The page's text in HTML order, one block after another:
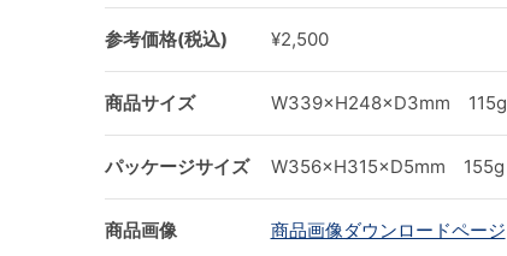
参考価格(税込) ¥2,500
商品サイズ W339×H248×D3mm 115g
パッケージサイズ W356×H315×D5mm 155g
商品画像 商品画像ダウンロードページ